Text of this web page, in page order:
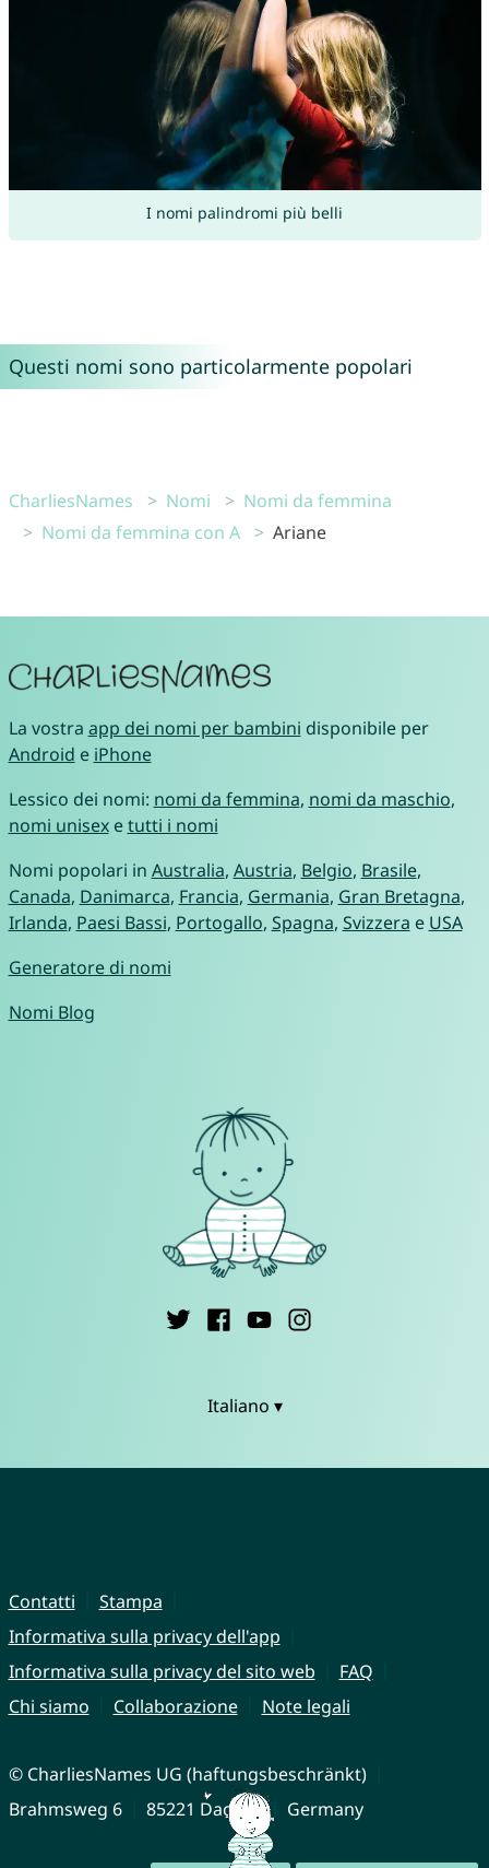
I nomi palindromi più belli
Questi nomi sono particolarmente popolari
CharliesNames Nomi
Nomi da femmina
Nomi da femmina con A
Ariane
La vostra app dei nomi per bambini disponibile per
Android e iPhone
Lessico dei nomi: nomi da femmina, nomi da maschio,
nomi unisexetutti i nomi
Nomi popolari in Australia, Austria, Belgio, Brasile,
Canada, Danimarca, Francia, Germania, Gran Bretagna,
Irlanda, Paesi Bassi, Portogallo, Spagna, Svizzera e USA
Generatore di nomi
Nomi Blog
Italiano ▾
Contatti
Stampa
Informativa sulla privacy dell'app
Informativa sulla privacy del sito web
FAQ
Chi siamo
Collaborazione Note legali
© CharliesNames UG (haftungsbeschränkt)
Brahmsweg 6
85221 Dachau Germany